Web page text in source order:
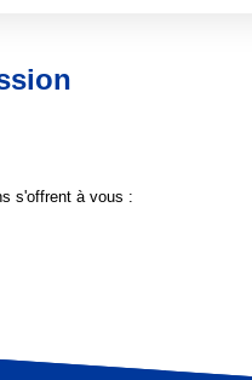
s'offrent à vous :